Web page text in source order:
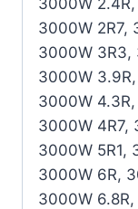
3000W 2R7,
3000W 3R3,
3000W
3000W
3000W 4R7,
3000W 5R1,
3000W 6R,
3000W